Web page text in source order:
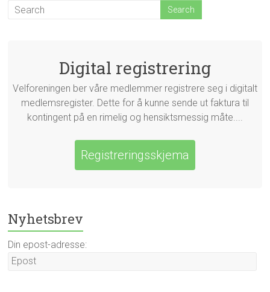
Digital registrering
Velforeningen ber våre medlemmer registrere seg i digitalt
medlemsregister. Dette for å kunne sende ut faktura til
kontingent på en rimelig og hensiktsmessig måte....
Registreringsskjema
Nyhetsbrev
Din epost-adresse: